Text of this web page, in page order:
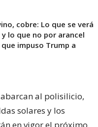
cobre: Lo que se verá
lo que no por arancel
que impuso Trump a
al polisilicio,
solares y los